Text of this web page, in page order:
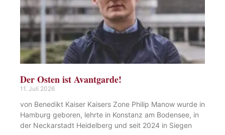
Der Osten ist Avantgarde!
11. Juli 2026
von Benedikt Kaiser Kaisers Zone Philip Manow wurde in
Hamburg geboren, lehrte in Konstanz am Bodensee, in
der Neckarstadt Heidelberg und seit 2024 in Siegen